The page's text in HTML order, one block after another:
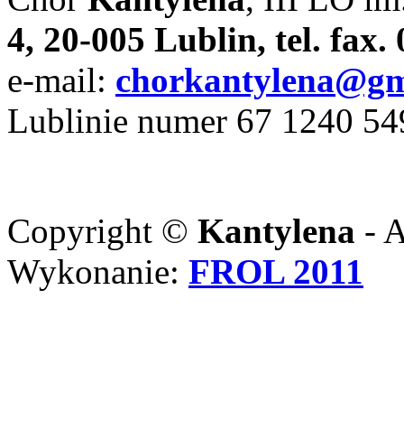
4, 20-005 Lublin, tel. fax.
e-mail:
Lublinie numer 67 1240
Copyright © Kantylena -
Wykonanie: FROL 2011